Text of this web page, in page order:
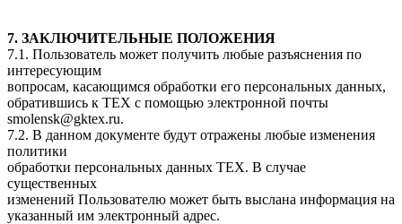
7. ЗАКЛЮЧИТЕЛЬНЫЕ ПОЛОЖЕНИЯ
7.1. Пользователь может получить любые разъяснения по
интересующим
вопросам, касающимся обработки его персональных данных,
обратившись к ТЕХ с помощью электронной почты
smolensk@gktex.ru.
7.2. В данном документе будут отражены любые изменения
политики
обработки персональных данных ТЕХ. В случае
существенных
изменений Пользователю может быть выслана информация на
указанный им электронный адрес.